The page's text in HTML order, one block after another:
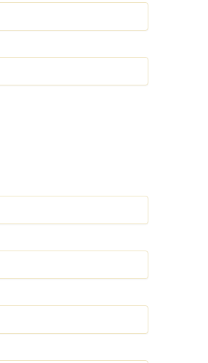
人情報を同意なく上記以外の
報の提供
人情報を事前に本人の同意を
く、第三者に提供しません。
報の委託
事業者に委託しません。
漏洩等がなされないよう、適
理対策を実施します。